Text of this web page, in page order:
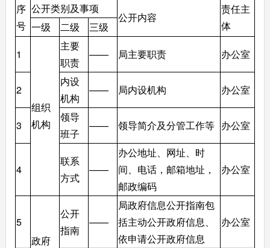
序
号
公开类别及事项
公开内容
责任主
体
一级 二级
三级
1
组织
机构
主要
职责
—— 局主要职责 办公室
2
内设
机构
—— 局内设机构 办公室
3
领导
班子
—— 领导简介及分管工作等 办公室
4
联系
方式
——
办公地址、网址、时
间、电话，邮箱地址，
邮政编码
办公室
5
政府
公开
指南
——
局政府信息公开指南包
括主动公开政府信息、
依申请公开政府信息
办公室